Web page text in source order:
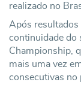
realizado no
Após resultados
continuidade do
Championship,
mais uma vez
consecutivas no